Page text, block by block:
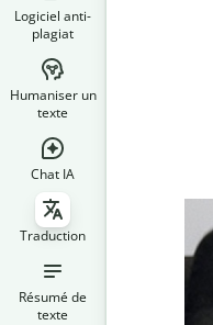
Logiciel anti-
plagiat
Humaniser un
texte
Chat IA
Traduction
Résumé de
texte